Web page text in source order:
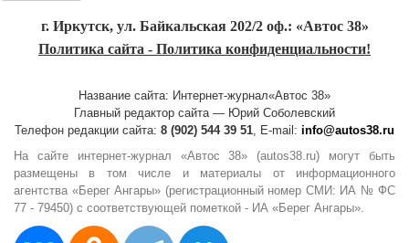
г. Иркутск, ул. Байкальская 202/2 оф.: «Автос 38»
Политика сайта - Политика конфиденциальности!
Название сайта: Интернет-журнал«Автос 38»
Главный редактор сайта — Юрий Соболевский
Телефон редакции сайта: 8 (902) 544 39 51 , E-mail: info@autos38.ru
На сайте интернет-журнал «Автос 38» (autos38.ru) могут быть
размещены в том числе и материалы от информационного
агентства «Берег Ангары» (регистрационный номер СМИ: ИА № ФС
77 - 79450) с соответствующей пометкой - ИА «Берег Ангары».